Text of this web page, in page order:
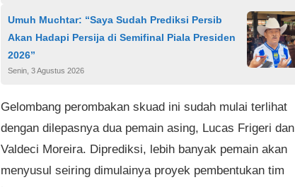
Umuh Muchtar: “Saya Sudah Prediksi Persib
Akan Hadapi Persija di Semifinal Piala Presiden
2026”
Senin, 3 Agustus 2026
Gelombang perombakan skuad ini sudah mulai terlihat
dengan dilepasnya dua pemain asing, Lucas Frigeri dan
Valdeci Moreira. Diprediksi, lebih banyak pemain akan
menyusul seiring dimulainya proyek pembentukan tim